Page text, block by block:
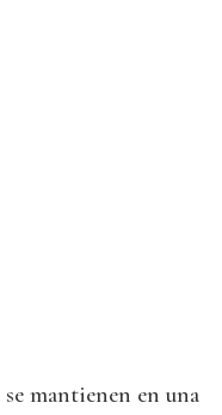
se mantienen en una